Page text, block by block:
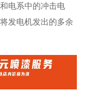
电系中的冲击电
发电机发出的多余